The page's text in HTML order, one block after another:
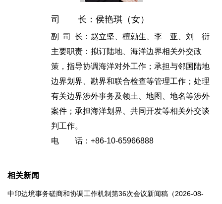
司 长：侯艳琪（女）
副 司 长：赵立坚、檀勍生、李 亚、刘 衍
主要职责：拟订陆地、海洋边界相关外交政
策，指导协调海洋对外工作；承担与邻国陆地
边界划界、勘界和联合检查等管理工作；处理
有关边界涉外事务及领土、地图、地名等涉外
案件；承担海洋划界、共同开发等相关外交谈
判工作。
电 话：+86-10-65966888
相关新闻
中印边境事务磋商和协调工作机制第36次会议新闻稿（2026-08-